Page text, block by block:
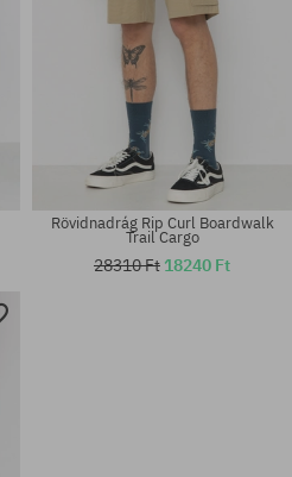
Rövidnadrág Rip Curl Boardwalk
Trail Cargo
28310 Ft 18240 Ft